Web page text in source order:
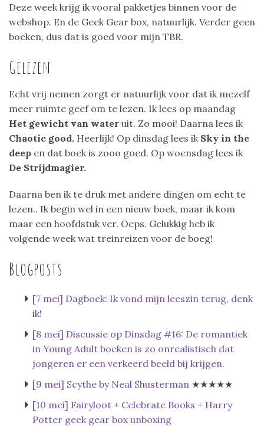
Deze week krijg ik vooral pakketjes binnen voor de
webshop. En de Geek Gear box, natuurlijk. Verder geen
boeken, dus dat is goed voor mijn TBR.
Gelezen
Echt vrij nemen zorgt er natuurlijk voor dat ik mezelf
meer ruimte geef om te lezen. Ik lees op maandag
Het gewicht van water uit. Zo mooi! Daarna lees ik
Chaotic good. Heerlijk! Op dinsdag lees ik Sky in the
deep en dat boek is zooo goed. Op woensdag lees ik
De Strijdmagier.
Daarna ben ik te druk met andere dingen om echt te
lezen.. Ik begin wel in een nieuw boek, maar ik kom
maar een hoofdstuk ver. Oeps. Gelukkig heb ik
volgende week wat treinreizen voor de boeg!
Blogposts
[7 mei] Dagboek: Ik vond mijn leeszin terug, denk
ik!
[8 mei] Discussie op Dinsdag #16: De romantiek
in Young Adult boeken is zo onrealistisch dat
jongeren er een verkeerd beeld bij krijgen.
[9 mei] Scythe by Neal Shusterman ★★★★★
[10 mei] Fairyloot + Celebrate Books + Harry
Potter geek gear box unboxing